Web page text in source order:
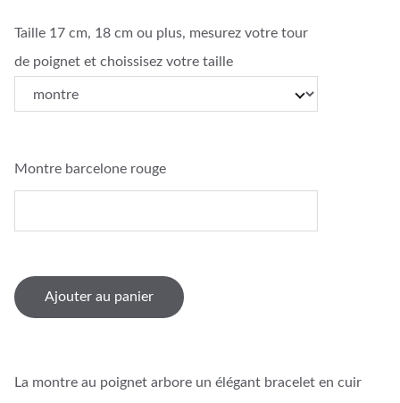
Taille 17 cm, 18 cm ou plus, mesurez votre tour
de poignet et choissisez votre taille
Montre barcelone rouge
Ajouter au panier
La montre au poignet arbore un élégant bracelet en cuir